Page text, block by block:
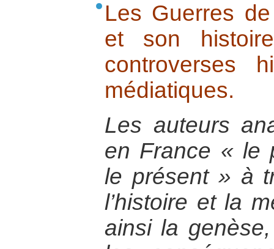
Les Guerres
et son
controverses
médiatiques.
Les auteurs
en France « le
le présent » à
l’histoire et la
ainsi la